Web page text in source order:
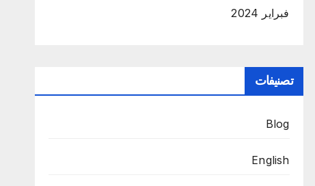
فبراير 2024
تصنيفات
Blog
English